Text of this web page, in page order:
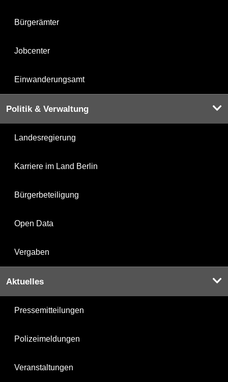
Bürgerämter
Jobcenter
Einwanderungsamt
Politik & Verwaltung
Landesregierung
Karriere im Land Berlin
Bürgerbeteiligung
Open Data
Vergaben
Aktuelles
Pressemitteilungen
Polizeimeldungen
Veranstaltungen